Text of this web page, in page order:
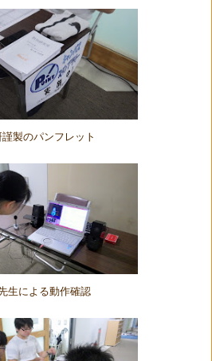
製のパンフレット
生による動作確認